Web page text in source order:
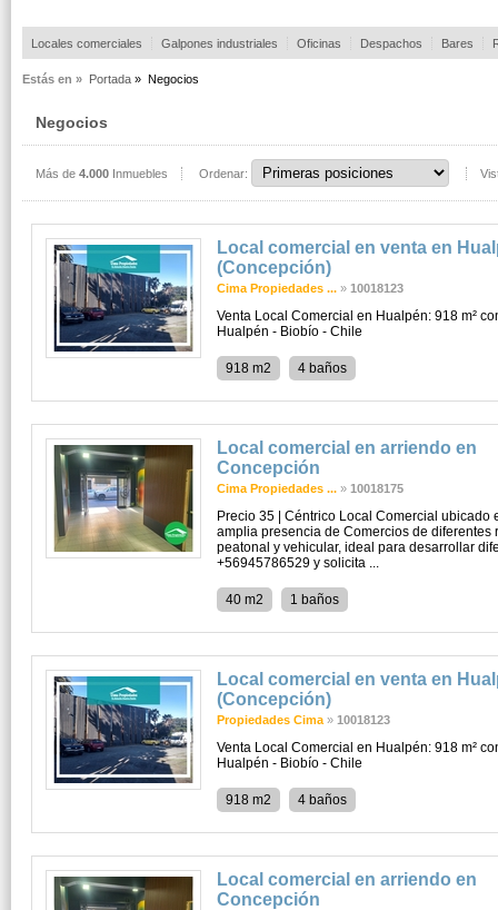
Locales comerciales Galpones industriales Oficinas Despachos Bares
Estás en » Portada » Negocios
Negocios
Más de 4.000 Inmuebles Ordenar:
Local comercial en venta en
(Concepción)
Cima Propiedades ... » 10018123
Venta Local Comercial en Hualpén: 918 m²
Hualpén - Biobío - Chile
918 m2 4 baños
Local comercial en arriendo en
Concepción
Cima Propiedades ... » 10018175
Precio 35 | Céntrico Local Comercial ubicado
amplia presencia de Comercios de diferentes
peatonal y vehicular, ideal para desarrollar
+56945786529 y solicita ...
40 m2 1 baños
Local comercial en venta en
(Concepción)
Propiedades Cima » 10018123
Venta Local Comercial en Hualpén: 918 m²
Hualpén - Biobío - Chile
918 m2 4 baños
Local comercial en arriendo en
Concepción